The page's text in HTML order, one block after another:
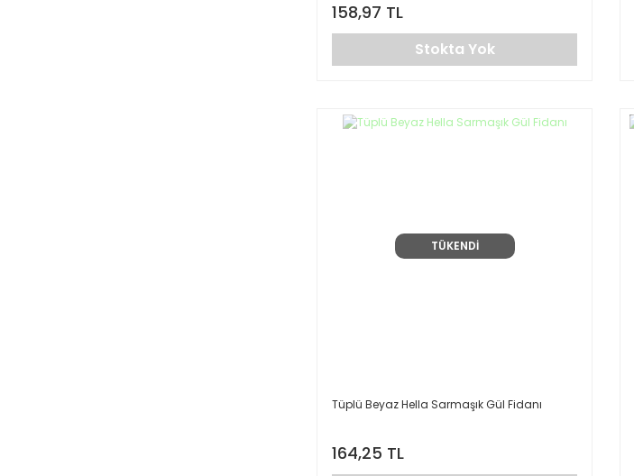
158,97 TL
Stokta Yok
TÜKENDİ
Tüplü Beyaz Hella Sarmaşık Gül Fidanı
164,25 TL